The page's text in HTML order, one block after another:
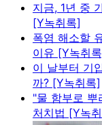
지금, 1년 중
[Y녹취록]
폭염 해소할
이유 [Y녹취
이 날부터 기
까? [Y녹취록]
"물 함부로 뿌
처치법 [Y녹